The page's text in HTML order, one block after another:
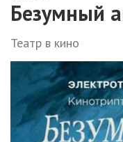
Безумный
Театр в кино